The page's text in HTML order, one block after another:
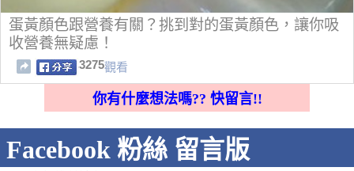
蛋黃顏色跟營養有關？挑到對的蛋黃顏色，讓你吸
收營養無疑慮！
3275觀看
你有什麼想法嗎?? 快留言!!
Facebook 粉絲 留言版